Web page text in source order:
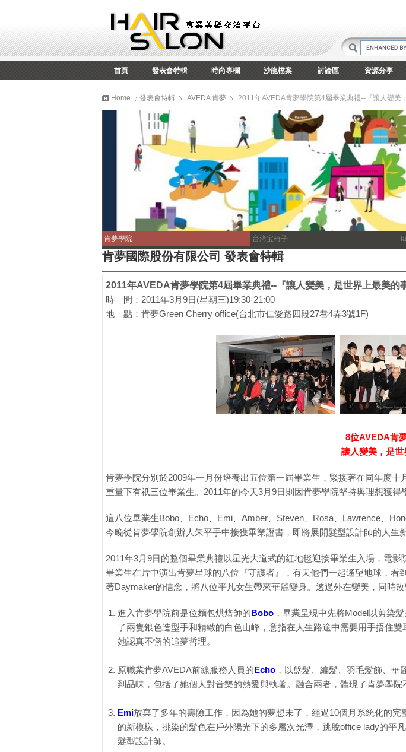
首頁 發表會特輯 時尚專欄 沙龍檔案 討論區 資源分享
Home 發表會特輯 AVEDA 肯夢 2011年AVEDA肯夢學院第4屆畢業典禮--『讓人變美
肯夢學院 台湾宝椅子
肯夢國際股份有限公司 發表會特輯
2011年AVEDA肯夢學院第4屆畢業典禮--『讓人變美，是世界上最美的
時 間：2011年3月9日(星期三)19:30-21:00
地 點：肯夢Green Cherry office(台北市仁愛路四段27巷4弄3號1F)
8位AVEDA肯
讓人變美，是
肯夢學院分別於2009年一月份培養出五位第一屆畢業生，緊接著在同年度
重量下有祇三位畢業生。2011年的今天3月9日則因肯夢學院堅持與理想獲得
這八位畢業生Bobo、Echo、Emi、Amber、Steven、Rosa、Lawrence、
今晚從肯夢學院創辦人朱平手中接獲畢業證書，即將展開髮型設計師的人生新
2011年3月9日的整個畢業典禮以星光大道式的紅地毯迎接畢業生入場，電
畢業生在片中演出肯夢星球的八位『守護者』，有天他們一起遙望地球，
著Daymaker的信念，將八位平凡女生帶來華麗變身。透過外在變美，同時改
進入肯夢學院前是位麵包烘焙師的Bobo ，畢業呈現中先將Model以剪染
了兩隻銀色造型手和精緻的白色山峰，意指在人生路途中需要用手捂住
她認真不懈的追夢哲理。
原職業肯夢AVEDA前線服務人員的Echo ，以盤髮、編髮、羽毛髮飾、
到品味，包括了她個人對音樂的熱愛與執著。融合兩者，體現了肯夢學
Emi放棄了多年的壽險工作，因為她的夢想未了，經過10個月系統化的
的新模樣，挑染的髮色在戶外陽光下的多層次光澤，跳脫office lady的
髮型設計師。